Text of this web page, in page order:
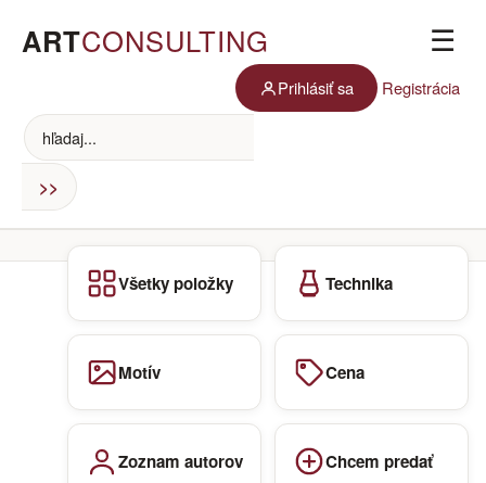
ARTCONSULTING ☰
Prihlásiť sa Registrácia
Všetky položky Technika
Motív Cena
Zoznam autorov Chcem predať